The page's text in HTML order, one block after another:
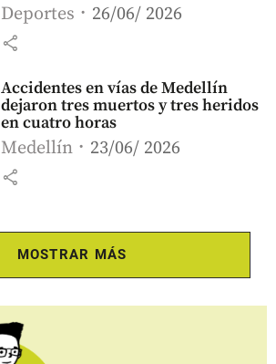
Deportes 26/06/ 2026
share
Accidentes en vías de Medellín
dejaron tres muertos y tres heridos
en cuatro horas
Medellín 23/06/ 2026
share
MOSTRAR MÁS